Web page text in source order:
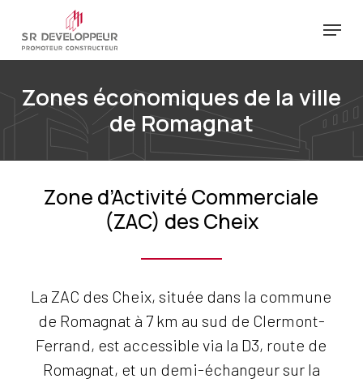
contenu
Menu
Zones économiques de la ville
de Romagnat
Zone d’Activité Commerciale
(ZAC) des Cheix
La ZAC des Cheix, située dans la commune
de Romagnat à 7 km au sud de Clermont-
Ferrand, est accessible via la D3, route de
Romagnat, et un demi-échangeur sur la
menu